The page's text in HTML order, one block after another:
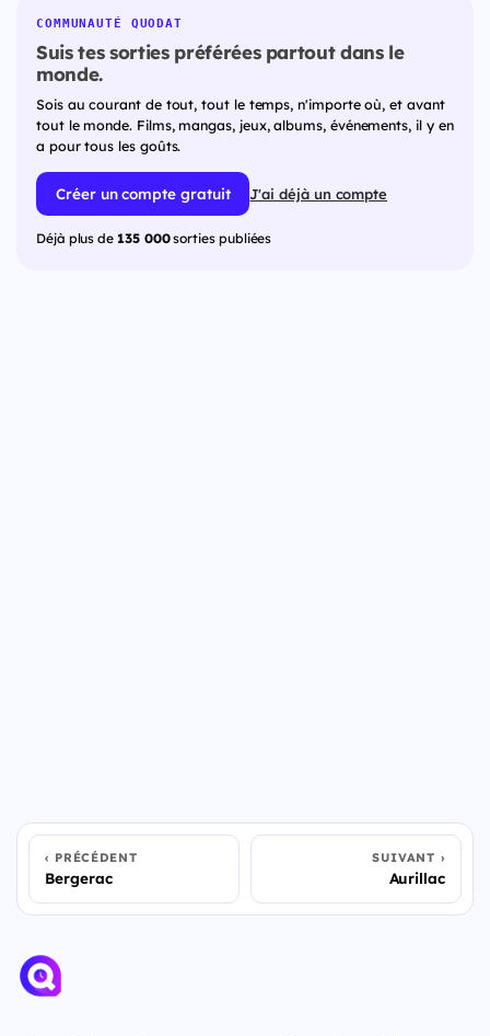
COMMUNAUTÉ QUODAT
Suis tes sorties préférées partout dans le
monde.
Sois au courant de tout, tout le temps, n'importe où, et avant
tout le monde. Films, mangas, jeux, albums, événements, il y en
a pour tous les goûts.
Créer un compte gratuit J'ai déjà un compte
Déjà plus de 135 000sorties publiées
PRÉCÉDENT
Bergerac
SUIVANT
Aurillac